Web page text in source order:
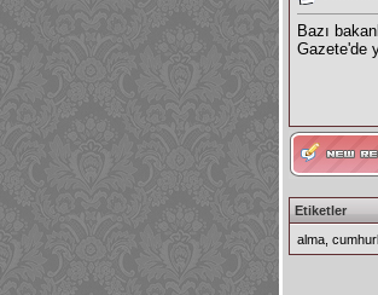
Bazı
Gazete'de
Etiketler
alma